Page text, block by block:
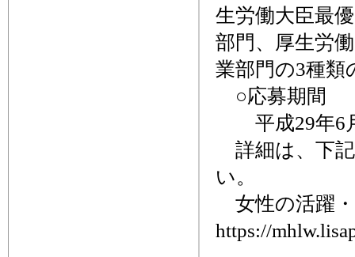
生労働大臣最
部門、厚生労
業部門の3種類
○応募期間
平成29年6月
詳細は、下
い。
女性の活躍
https://